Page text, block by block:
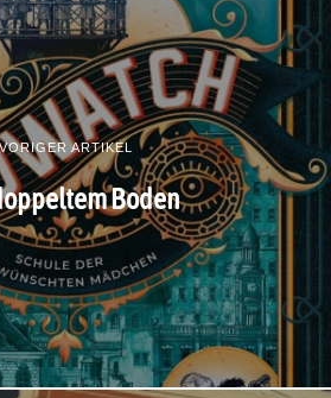
ARTIKEL
Boden